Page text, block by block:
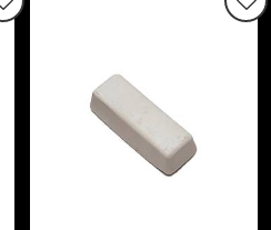
Lägg till i favoriter